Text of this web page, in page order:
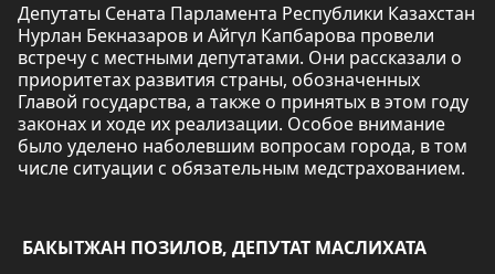
Депутаты Сената Парламента Республики Казахстан
Нурлан Бекназаров и Айгүл Капбарова провели
встречу с местными депутатами. Они рассказали о
приоритетах развития страны, обозначенных
Главой государства, а также о принятых в этом году
законах и ходе их реализации. Особое внимание
было уделено наболевшим вопросам города, в том
числе ситуации с обязательным медстрахованием.
БАКЫТЖАН ПОЗИЛОВ, ДЕПУТАТ МАСЛИХАТА